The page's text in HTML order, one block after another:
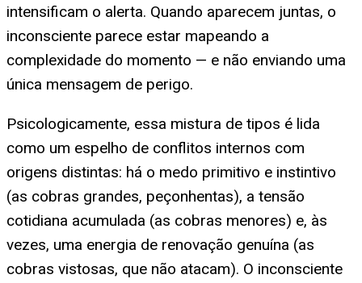
intensificam o alerta. Quando aparecem juntas, o
inconsciente parece estar mapeando a
complexidade do momento — e não enviando uma
única mensagem de perigo.
Psicologicamente, essa mistura de tipos é lida
como um espelho de conflitos internos com
origens distintas: há o medo primitivo e instintivo
(as cobras grandes, peçonhentas), a tensão
cotidiana acumulada (as cobras menores) e, às
vezes, uma energia de renovação genuína (as
cobras vistosas, que não atacam). O inconsciente